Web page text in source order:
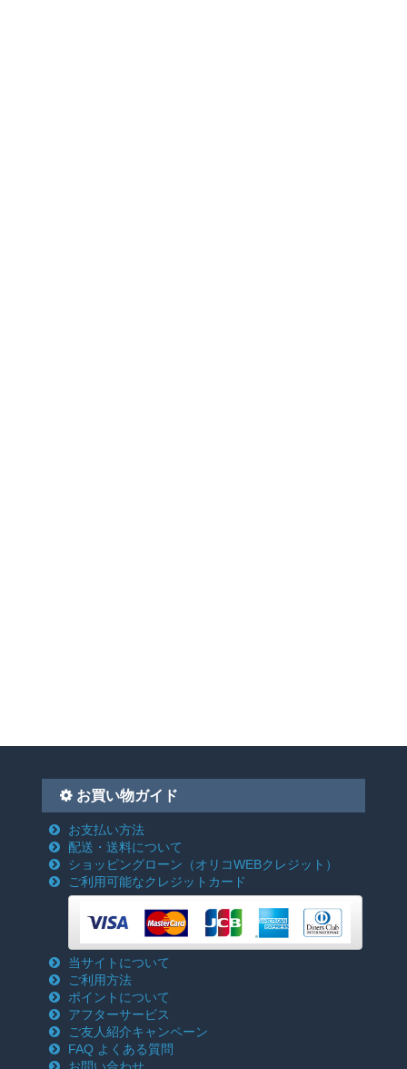
お買い物ガイド
お支払い方法
配送・送料について
ショッピングローン （オリコWEBクレジット）
ご利用可能なクレジットカード
当サイトについて
ご利用方法
ポイントについて
アフターサービス
ご友人紹介キャンペーン
FAQ よくある質問